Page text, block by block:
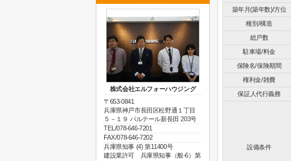
築年月(築年数)/方位
種別/構造
総戸数
駐車場/料金
保険名/保険期間
権利金/雑費
保証人代行義務
設備条件
株式会社エルフォーハウジング
〒653-0841
兵庫県神戸市長田区松野通１丁目
５－１９ パルテール新長田 203号
TEL/078-646-7201
FAX/078-646-7202
兵庫県知事 (4) 第11400号
建設業許可 兵庫県知事（般-6）第